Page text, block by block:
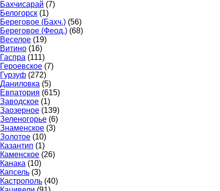
Бахчисарай (7)
Белогорск (1)
Береговое (Бахч.) (56)
Береговое (Феод.) (68)
Веселое (19)
Витино (16)
Гаспра (111)
Героевское (7)
Гурзуф (272)
Даниловка (5)
Евпатория (615)
Заводское (1)
Заозерное (139)
Зеленогорье (6)
Знаменское (3)
Золотое (10)
Казантип (1)
Каменское (26)
Канака (10)
Капсель (3)
Кастрополь (40)